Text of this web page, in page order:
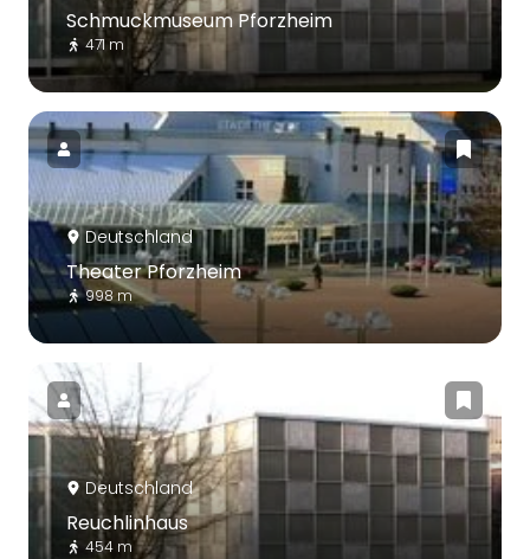
Schmuckmuseum Pforzheim
471 m
Deutschland
Theater Pforzheim
998 m
Deutschland
Reuchlinhaus
454 m